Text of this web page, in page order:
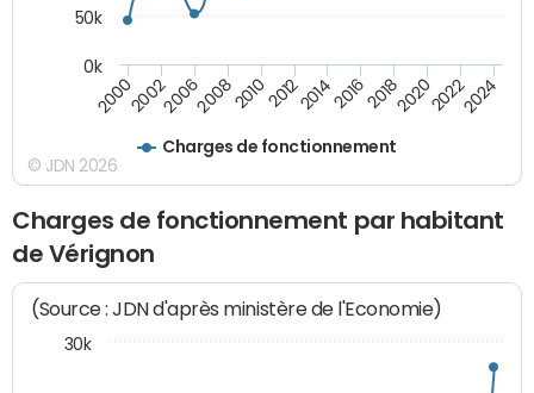
Charges de fonctionnement
200020022006200820102012201420162018202020222024
0k
50k
© JDN 2026
Charges de fonctionnement par habitant
de Vérignon
(Source : JDN d'après ministère de l'Economie)
30k